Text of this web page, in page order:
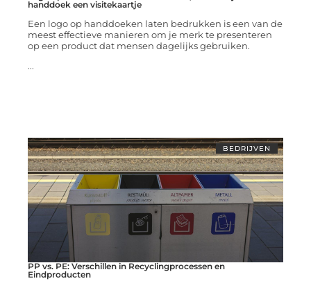
handdoek een visitekaartje
Een logo op handdoeken laten bedrukken is een van de
meest effectieve manieren om je merk te presenteren
op een product dat mensen dagelijks gebruiken.
...
BEDRIJVEN
PP vs. PE: Verschillen in Recyclingprocessen en
Eindproducten